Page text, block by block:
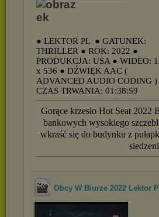
● LEKTOR PL ● GATUNEK:
THRILLER ● ROK: 2022 ●
PRODUKCJA: USA ● WIDEO:
x 536 ● DŹWIĘK AAC (
ADVANCED AUDIO CODING )
CZAS TRWANIA: 01:38:59
Gorące krzesło Hot Seat 2022
bankowych wysokiego
wkraść się do budynku z
Obcy W Biurze 2022 Lektor